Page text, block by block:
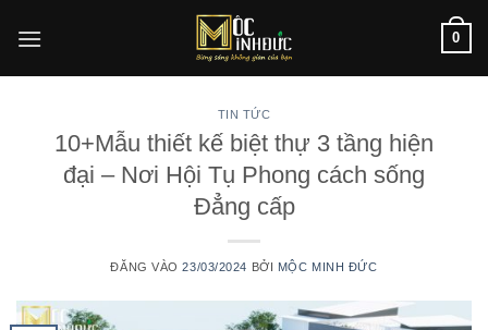
qua
0
TIN TỨC
10+Mẫu thiết kế biệt thự 3 tầng hiện
đại – Nơi Hội Tụ Phong cách sống
Đẳng cấp
ĐĂNG VÀO23/03/2024 BỞI MỘC MINH ĐỨC